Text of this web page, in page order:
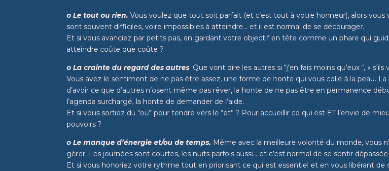
o Le tout ou rien. Vous voulez que tout soit parfait (et c’est tout à votre honneur), alors vous
sont souvent difficiles, voire impossibles à atteindre… et il est normal de se décourager.
Et si vous avanciez par petits pas, en gardant votre objectif en tête comme un phare qui
atteindre coûte que coûte ?
o La crainte du regard des autres. Que vont dire les autres si “j’en fais moins qu’eux “, «
Vous avez le sentiment de ne pas être assez, une forme de honte qui vous colle à la peau. La
d’avoir ce que d’autres n’osent même pas rêver, la honte de ne pas être en permanence
l’agenda surchargé, la honte de demander de l’aide.
Et si vous sortiez du “ou” pour tendre vers le “et” ? Pour accueillir ce qui est ET l’envie de
pouvoirs ?
o Le manque d’énergie et/ou de temps. Même avec la meilleure volonté du monde, vous
gérer. Les journées sont courtes, les nuits parfois aussi… et c’est normal de se sentir
Et si vous honoriez votre rythme tout en priorisant ce qui est essentiel et en vous libérant de